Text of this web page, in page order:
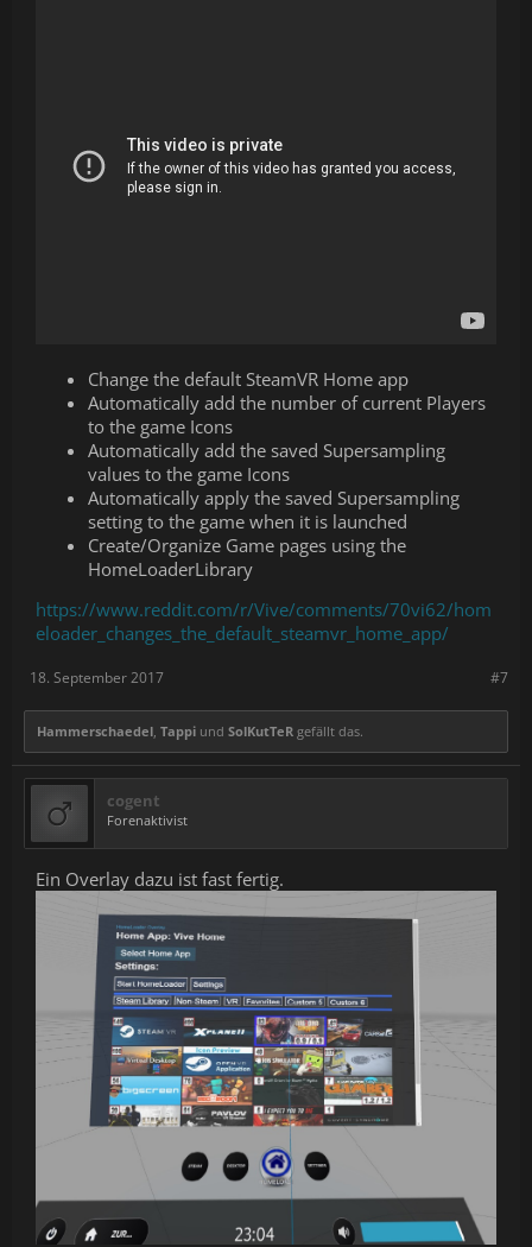
Change the default SteamVR Home app
Automatically add the number of current Players
to the game Icons
Automatically add the saved Supersampling
values to the game Icons
Automatically apply the saved Supersampling
setting to the game when it is launched
Create/Organize Game pages using the
HomeLoaderLibrary
https://www.reddit.com/r/Vive/comments/70vi62/hom
eloader_changes_the_default_steamvr_home_app/
#7
18. September 2017
Hammerschaedel, Tappi und SolKutTeR gefällt das.
cogent
Forenaktivist
Ein Overlay dazu ist fast fertig.